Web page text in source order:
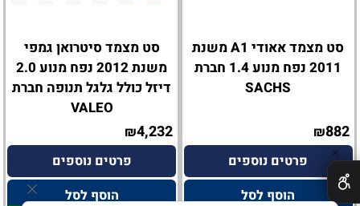
סט מצמד אאודי A1 משנת
2011 נפח מנוע 1.4 חברת
SACHS
₪882
פרטים נוספים
הוסף לסל
סט מצמד סיטרואן גמפי
משנת 2012 נפח מנוע 2.0
דיזל כולל גלגל תנופה חברת
VALEO
₪4,232
פרטים נוספים
הוסף לסל
✕